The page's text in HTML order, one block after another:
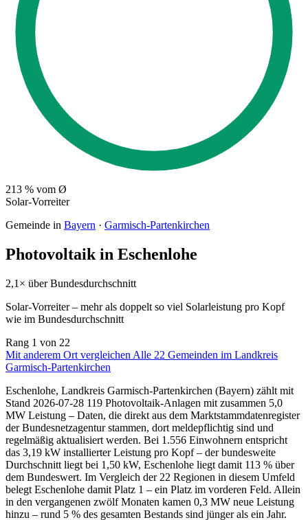
213 % vom Ø
Solar-Vorreiter
Gemeinde in Bayern · Garmisch-Partenkirchen
Photovoltaik in Eschenlohe
2,1× über Bundesdurchschnitt
Solar-Vorreiter – mehr als doppelt so viel Solarleistung pro Kopf
wie im Bundesdurchschnitt
Rang 1 von 22
Mit anderem Ort vergleichen Alle 22 Gemeinden im Landkreis
Garmisch-Partenkirchen
Eschenlohe, Landkreis Garmisch-Partenkirchen (Bayern) zählt mit
Stand 2026-07-28 119 Photovoltaik-Anlagen mit zusammen 5,0
MW Leistung – Daten, die direkt aus dem Marktstammdatenregister
der Bundesnetzagentur stammen, dort meldepflichtig sind und
regelmäßig aktualisiert werden. Bei 1.556 Einwohnern entspricht
das 3,19 kW installierter Leistung pro Kopf – der bundesweite
Durchschnitt liegt bei 1,50 kW, Eschenlohe liegt damit 113 % über
dem Bundeswert. Im Vergleich der 22 Regionen in diesem Umfeld
belegt Eschenlohe damit Platz 1 – ein Platz im vorderen Feld. Allein
in den vergangenen zwölf Monaten kamen 0,3 MW neue Leistung
hinzu – rund 5 % des gesamten Bestands sind jünger als ein Jahr.